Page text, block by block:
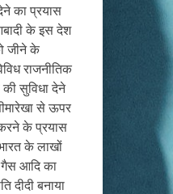
का प्रयास
के इस देश
जीने के
राजनीतिक
सुविधा देने
से ऊपर
के प्रयास
के लाखों
गैस आदि का
दीदी बनाया